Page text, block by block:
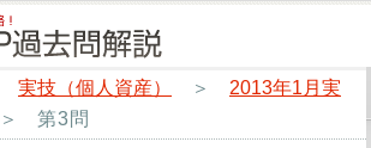
実技（個人資産） ＞ 2013年1月実
第3問